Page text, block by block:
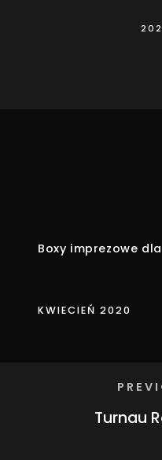
Boxy imprezowe
KWIECIEŃ 2020
Turnau